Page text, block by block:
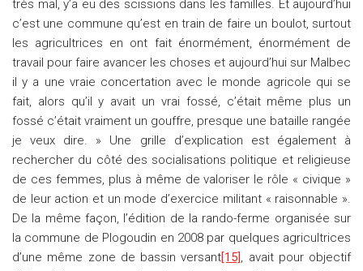
très mal, y’a eu des scissions dans les familles. Et aujourd’hui
c’est une commune qu’est en train de faire un boulot, surtout
les agricultrices en ont fait énormément, énormément de
travail pour faire avancer les choses et aujourd’hui sur Malbec
il y a une vraie concertation avec le monde agricole qui se
fait, alors qu’il y avait un vrai fossé, c’était même plus un
fossé c’était vraiment un gouffre, presque une bataille rangée
je veux dire. » Une grille d’explication est également à
rechercher du côté des socialisations politique et religieuse
de ces femmes, plus à même de valoriser le rôle « civique »
de leur action et un mode d’exercice militant « raisonnable ».
De la même façon, l’édition de la rando-ferme organisée sur
la commune de Plogoudin en 2008 par quelques agricultrices
d’une même zone de bassin versant[15], avait pour objectif